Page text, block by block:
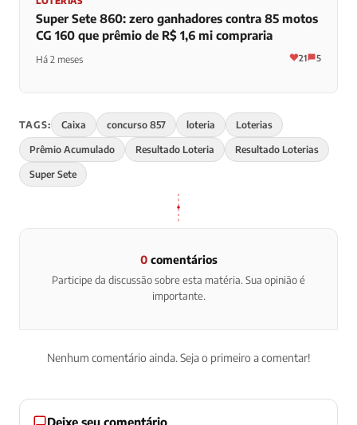
Super Sete 860: zero ganhadores contra 85 motos
CG 160 que prêmio de R$ 1,6 mi compraria
Há 2 meses 21 5
TAGS: Caixa concurso 857 loteria Loterias
Prêmio Acumulado Resultado Loteria Resultado Loterias
Super Sete
0comentários
Participe da discussão sobre esta matéria. Sua opinião é
importante.
Nenhum comentário ainda. Seja o primeiro a comentar!
Deixe seu comentário